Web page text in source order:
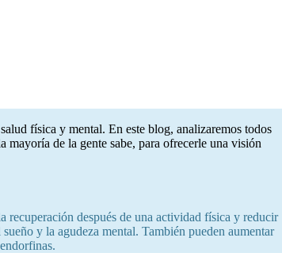
física y mental. En este blog, analizaremos todos
mayoría de la gente sabe, para ofrecerle una visión
después de una actividad física y reducir
y la agudeza mental. También pueden aumentar